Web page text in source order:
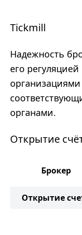
Tickmill
Надежность
его
органами.
Открытие
Брокер
Открытие